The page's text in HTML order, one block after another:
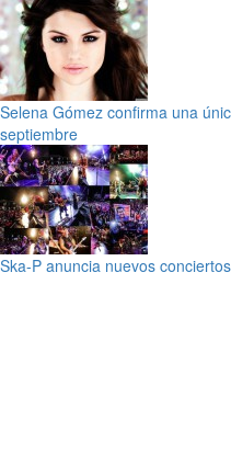
Selena Gómez confirma una
septiembre
Ska-P anuncia nuevos